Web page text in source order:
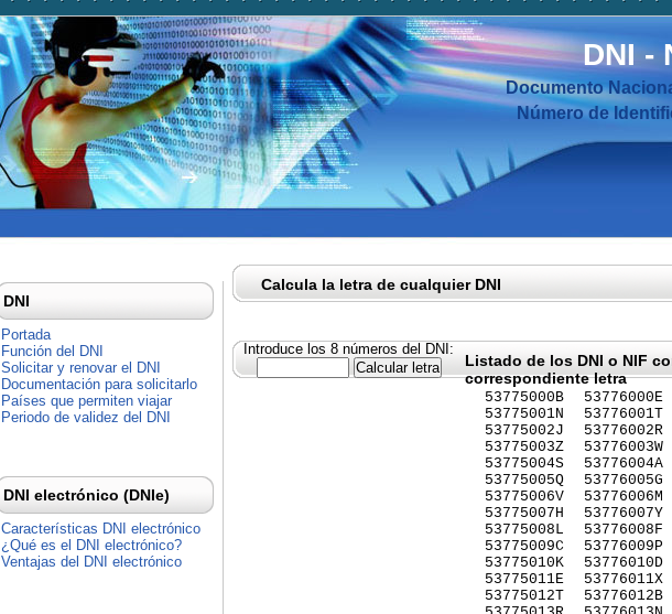
DNI-
Documento
Número de
Calcula la letra de cualquier DNI
Introduce los 8 números del DNI:
Listado de los DNI o NIF
correspondiente letra
53775000B
53775001N
53775002J
53775003Z
53775004S
53775005Q
53775006V
53775007H
53775008L
53775009C
53775010K
53775011E
53775012T
53776000E
53776001T
53776002R
53776003W
53776004A
53776005G
53776006M
53776007Y
53776008F
53776009P
53776010D
53776011X
53776012B
DNI
Portada
Función del DNI
Solicitar y renovar el DNI
Documentación para solicitarlo
Países que permiten viajar
Periodo de validez del DNI
DNI electrónico (DNIe)
Características DNI electrónico
¿Qué es el DNI electrónico?
Ventajas del DNI electrónico